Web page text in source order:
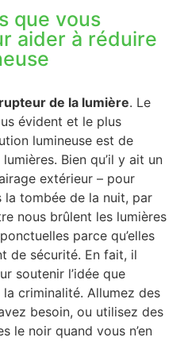
que vous
aider à réduire
de la lumière. Le
évident et le plus
lumineuse est de
Bien qu’il y ait un
extérieur – pour
tombée de la nuit, par
nous brûlent les lumières
parce qu’elles
de sécurité. En fait, il
soutenir l’idée que
criminalité. Allumez des
besoin, ou utilisez des
le noir quand vous n’en